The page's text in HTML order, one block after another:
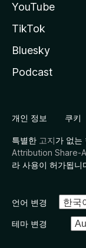
YouTube
TikTok
Bluesky
Podcast
개인 정보 쿠키
특별한 고지가 없는
Attribution Share-
라 사용이 허가됩니
언어 변경
테마 변경